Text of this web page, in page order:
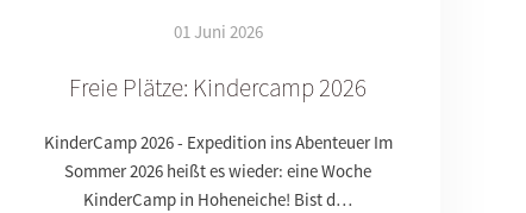
01 Juni 2026
Freie Plätze: Kindercamp 2026
KinderCamp 2026 - Expedition ins Abenteuer Im
Sommer 2026 heißt es wieder: eine Woche
KinderCamp in Hoheneiche! Bist d…